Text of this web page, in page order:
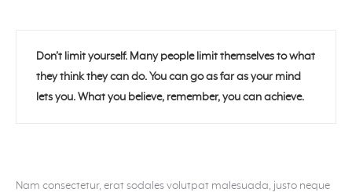
Don’t limit yourself. Many people limit themselves to what
they think they can do. You can go as far as your mind
lets you. What you believe, remember, you can achieve.
Nam consectetur, erat sodales volutpat malesuada, justo neque